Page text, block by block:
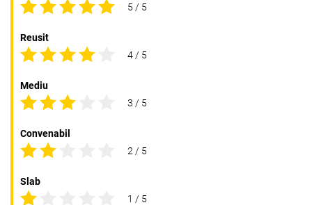
5 / 5
Reusit
4 / 5
Mediu
3 / 5
Convenabil
2 / 5
Slab
1 / 5